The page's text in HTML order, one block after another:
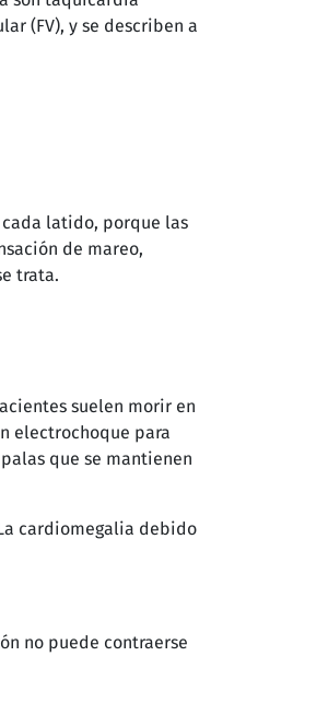
(FV), y se describen a
cada latido, porque las
de mareo,
trata.
suelen morir en
electrochoque para
que se mantienen
cardiomegalia debido
no puede contraerse